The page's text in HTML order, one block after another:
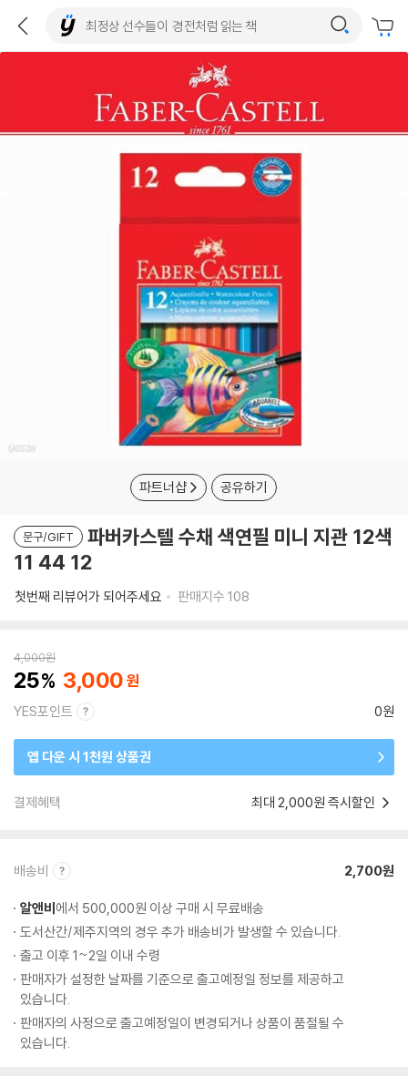
파트너샵 공유하기
문구/GIFT
파버카스텔 수채 색연필 미니 지관 12색
11 44 12
첫번째 리뷰어가 되어주세요 판매지수 108
4,000원
25 3,000
YES포인트 0원
앱 다운 시 1천원 상품권
결제혜택 최대 2,000원 즉시할인
배송비 2,700원
알앤비에서 500,000원 이상 구매 시 무료배송
도서산간/제주지역의 경우 추가 배송비가 발생할 수 있습니다.
출고 이후 1~2일 이내 수령
판매자가 설정한 날짜를 기준으로 출고예정일 정보를 제공하고
있습니다.
판매자의 사정으로 출고예정일이 변경되거나 상품이 품절될 수
있습니다.